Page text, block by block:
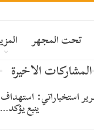
تحت المجهر
المشاركات الاخيرة
استخباراتي: استهداف
ينبع يؤكد…